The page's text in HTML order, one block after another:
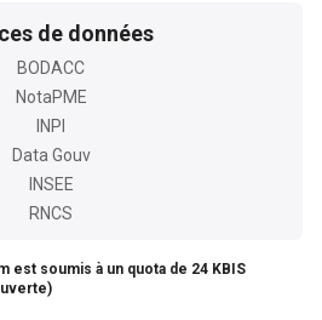
de données
BODACC
NotaPME
INPI
Data Gouv
INSEE
RNCS
est soumis à un quota de 24 KBIS